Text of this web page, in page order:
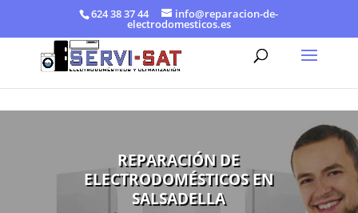
624 38 37 44 info@reparacion-de-
electrodomesticos.es
REPARACIÓN DE
ELECTRODOMÉSTICOS EN
SALSADELLA